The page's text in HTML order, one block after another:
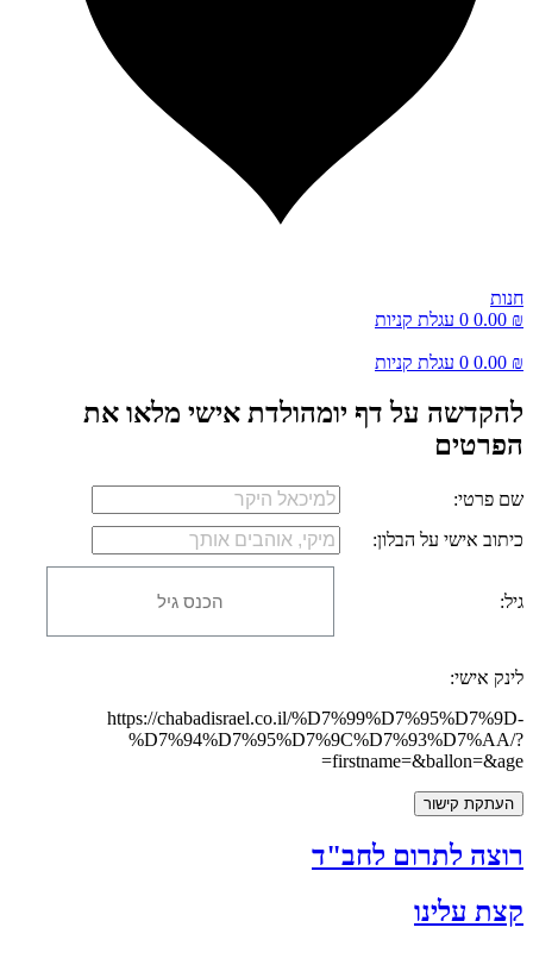
0 עגלת קניות
0 עגלת קניות
על דף יומהולדת אישי מלאו את
פרטי:
אישי על הבלון:
אישי:
https://chabadisrael.co.il/
קישור
לתרום לחב"ד
עלינו